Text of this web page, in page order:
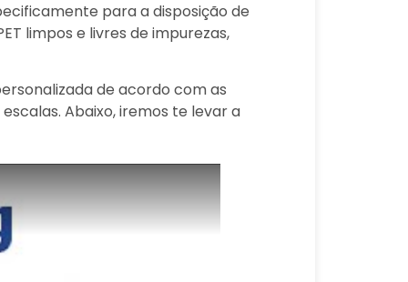
para a disposição de
limpos e livres de impurezas,
de acordo com as
Abaixo, iremos te levar a